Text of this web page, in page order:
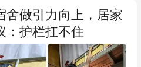
舍做引力向上，居家
：护栏扛不住